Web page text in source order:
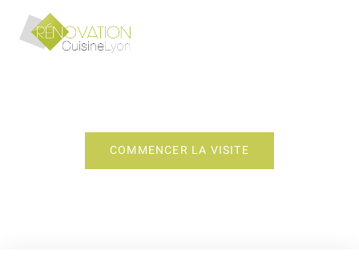
COMMENCER LA VISITE